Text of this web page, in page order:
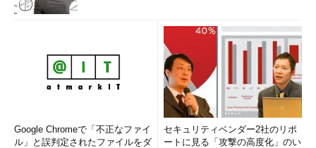
画面の（3）の部分にログファイルをドラッグ＆ドロップす
ると、Windows 7の［システム］プロパティ画面のように
「Windowsエクスペリエンスインデックス」が表示され
Google Chromeで「不正なファイ
ル」と誤判定されたファイルをダ
セキュリティベンダー2社のリポ
ートに見る「攻撃の高度化」のい